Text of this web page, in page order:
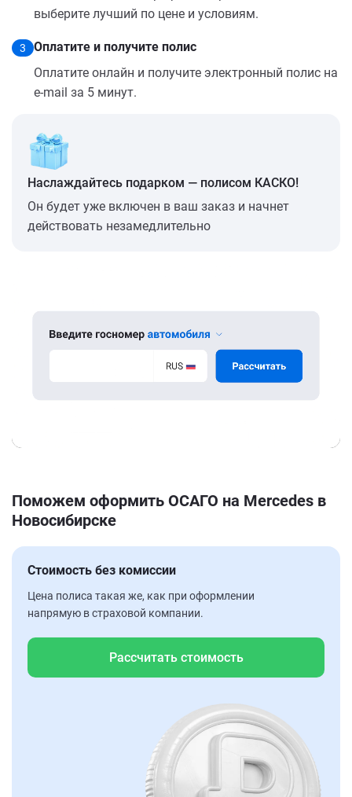
выберите лучший по цене и условиям.
3
Оплатите и получите полис
Оплатите онлайн и получите электронный полис на
e-mail за 5 минут.
Наслаждайтесь подарком — полисом КАСКО!
Он будет уже включен в ваш заказ и начнет
действовать незамедлительно
Поможем оформить ОСАГО на Mercedes в
Новосибирске
Стоимость без комиссии
Цена полиса такая же, как при оформлении
напрямую в страховой компании.
Рассчитать стоимость